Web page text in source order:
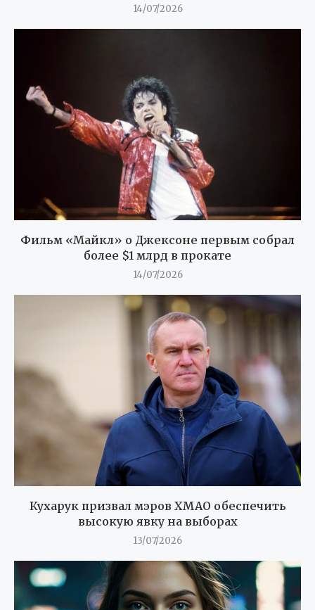
14/07/2026
Фильм «Майкл» о Джексоне первым собрал
более $1 млрд в прокате
14/07/2026
Кухарук призвал мэров ХМАО обеспечить
высокую явку на выборах
13/07/2026